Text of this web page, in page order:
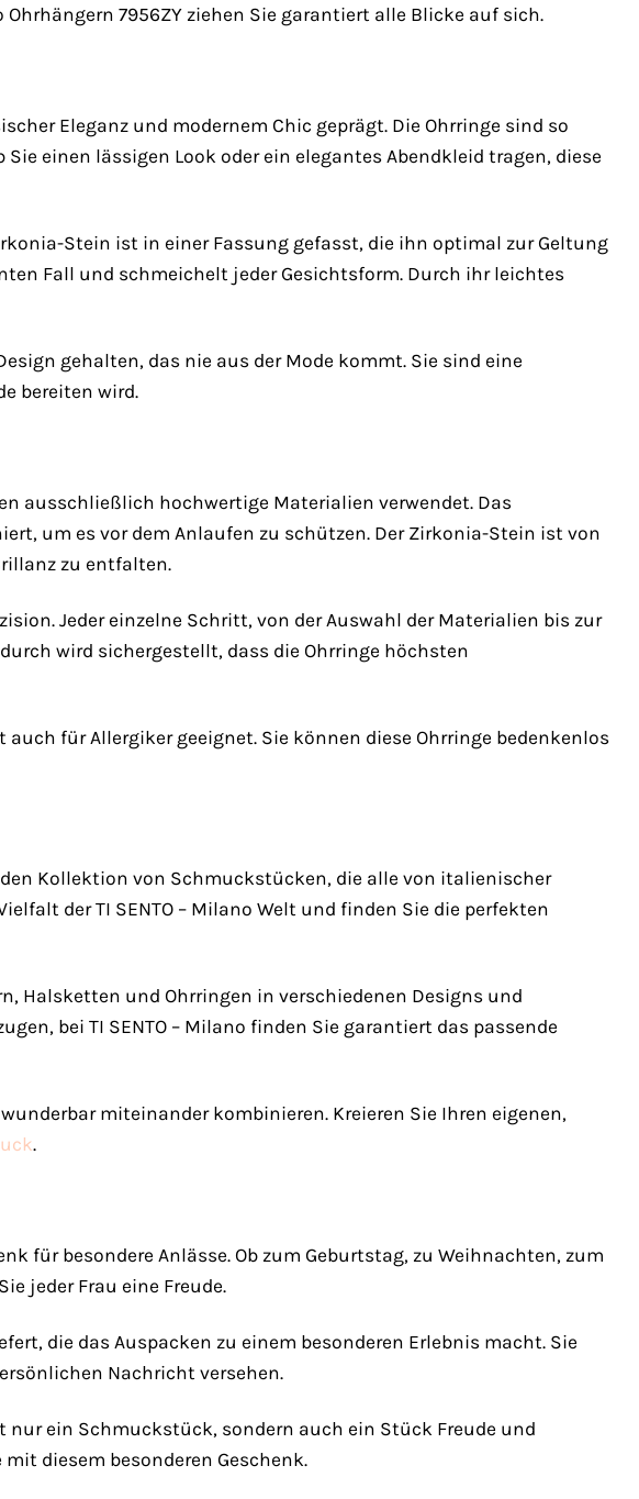
7956ZY ziehen Sie garantiert alle Blicke auf sich.
Eleganz und modernem Chic geprägt. Die Ohrringe sind so
einen lässigen Look oder ein elegantes Abendkleid tragen, diese
Stein ist in einer Fassung gefasst, die ihn optimal zur Geltung
Fall und schmeichelt jeder Gesichtsform. Durch ihr leichtes
gehalten, das nie aus der Mode kommt. Sie sind eine
bereiten wird.
ausschließlich hochwertige Materialien verwendet. Das
um es vor dem Anlaufen zu schützen. Der Zirkonia-Stein ist von
zu entfalten.
Jeder einzelne Schritt, von der Auswahl der Materialien bis zur
wird sichergestellt, dass die Ohrringe höchsten
auch für Allergiker geeignet. Sie können diese Ohrringe bedenkenlos
Kollektion von Schmuckstücken, die alle von italienischer
der TI SENTO – Milano Welt und finden Sie die perfekten
Halsketten und Ohrringen in verschiedenen Designs und
bei TI SENTO – Milano finden Sie garantiert das passende
miteinander kombinieren. Kreieren Sie Ihren eigenen,
.
für besondere Anlässe. Ob zum Geburtstag, zu Weihnachten, zum
jeder Frau eine Freude.
die das Auspacken zu einem besonderen Erlebnis macht. Sie
Nachricht versehen.
nur ein Schmuckstück, sondern auch ein Stück Freude und
diesem besonderen Geschenk.